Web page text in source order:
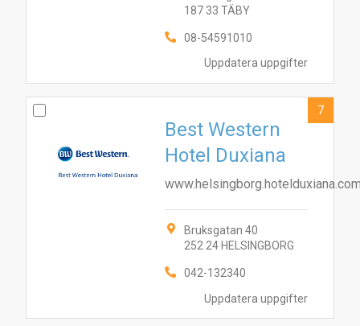
Uppdatera uppgifter
187 33 TÄBY
08-54591010
Uppdatera uppgifter
Best Western
Hotel Duxiana
Bruksgatan 40
252 24 HELSINGBORG
042-132340
7